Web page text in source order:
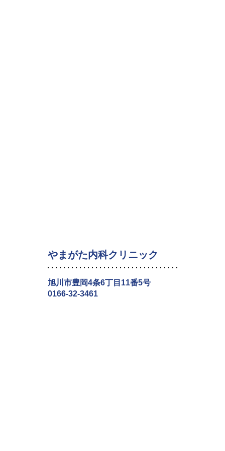
やまがた内科クリニック
旭川市豊岡4条6丁目11番5号
0166-32-3461